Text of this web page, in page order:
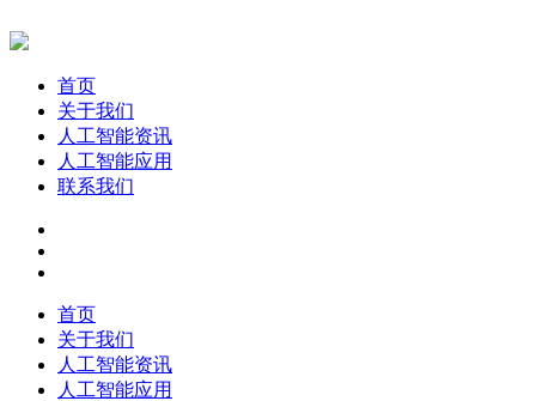
首页
关于我们
人工智能资讯
人工智能应用
联系我们
首页
关于我们
人工智能资讯
人工智能应用